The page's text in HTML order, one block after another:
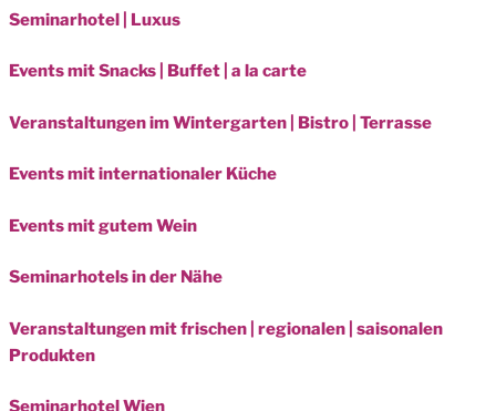
Seminarhotel | Luxus
Events mit Snacks | Buffet | a la carte
Veranstaltungen im Wintergarten | Bistro | Terrasse
Events mit internationaler Küche
Events mit gutem Wein
Seminarhotels in der Nähe
Veranstaltungen mit frischen | regionalen | saisonalen
Produkten
Seminarhotel Wien